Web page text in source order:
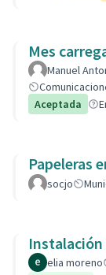
Mes
Manuel
Aceptada
Papeleras
socjo
Instalación
elia moreno